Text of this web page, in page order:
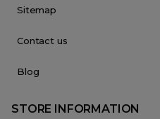
Sitemap
Contact us
Blog
STORE INFORMATION